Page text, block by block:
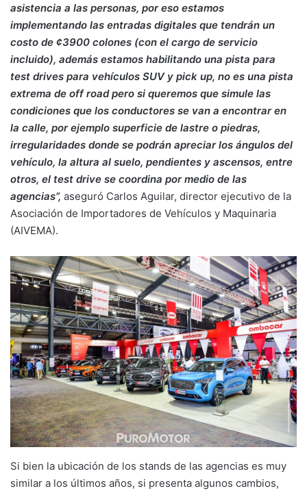
asistencia a las personas, por eso estamos
implementando las entradas digitales que tendrán un
costo de ¢3900 colones (con el cargo de servicio
incluido), además estamos habilitando una pista para
test drives para vehículos SUV y pick up, no es una pista
extrema de off road pero si queremos que simule las
condiciones que los conductores se van a encontrar en
la calle, por ejemplo superficie de lastre o piedras,
irregularidades donde se podrán apreciar los ángulos del
vehículo, la altura al suelo, pendientes y ascensos, entre
otros, el test drive se coordina por medio de las
agencias”, aseguró Carlos Aguilar, director ejecutivo de la
Asociación de Importadores de Vehículos y Maquinaria
(AIVEMA).
Si bien la ubicación de los stands de las agencias es muy
similar a los últimos años, si presenta algunos cambios,